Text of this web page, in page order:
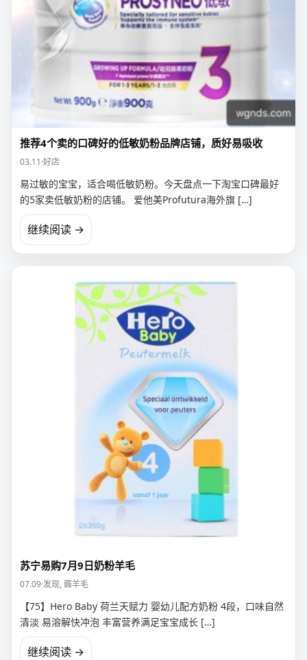
推荐4个卖的口碑好的低敏奶粉品牌店铺，质好易吸收
03.11·好店
易过敏的宝宝，适合喝低敏奶粉。今天盘点一下淘宝口碑最好
的5家卖低敏奶粉的店铺。 爱他美Profutura海外旗 […]
继续阅读 →
苏宁易购7月9日奶粉羊毛
07.09·发现, 薅羊毛
【75】Hero Baby 荷兰天赋力 婴幼儿配方奶粉 4段，口味自然
清淡 易溶解快冲泡 丰富营养满足宝宝成长 […]
继续阅读 →